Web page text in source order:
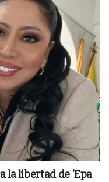
la libertad de ‘Epa